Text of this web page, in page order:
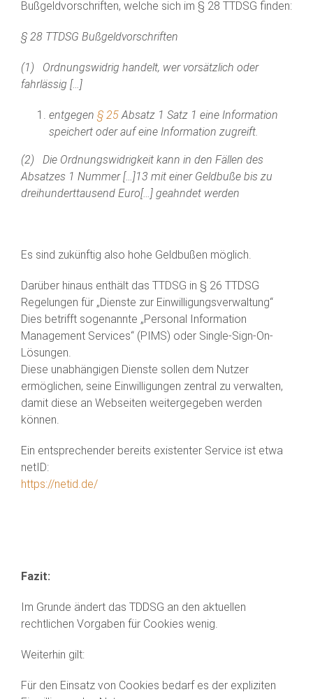
Bußgeldvorschriften, welche sich im § 28 TTDSG finden:
§ 28 TTDSG Bußgeldvorschriften
(1) Ordnungswidrig handelt, wer vorsätzlich oder
fahrlässig […]
entgegen § 25 Absatz 1 Satz 1 eine Information
speichert oder auf eine Information zugreift.
(2) Die Ordnungswidrigkeit kann in den Fällen des
Absatzes 1 Nummer […]13 mit einer Geldbuße bis zu
dreihunderttausend Euro[…] geahndet werden
Es sind zukünftig also hohe Geldbußen möglich.
Darüber hinaus enthält das TTDSG in § 26 TTDSG
Regelungen für „Dienste zur Einwilligungsverwaltung“
Dies betrifft sogenannte „Personal Information
Management Services“ (PIMS) oder Single-Sign-On-
Lösungen.
Diese unabhängigen Dienste sollen dem Nutzer
ermöglichen, seine Einwilligungen zentral zu verwalten,
damit diese an Webseiten weitergegeben werden
können.
Ein entsprechender bereits existenter Service ist etwa
netID:
https://netid.de/
Fazit:
Im Grunde ändert das TDDSG an den aktuellen
rechtlichen Vorgaben für Cookies wenig.
Weiterhin gilt:
Für den Einsatz von Cookies bedarf es der expliziten